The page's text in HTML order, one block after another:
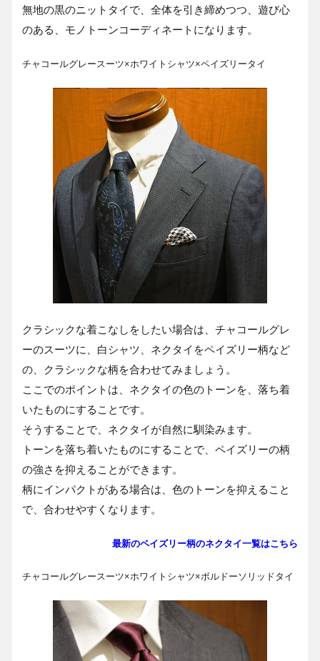
無地の黒のニットタイで、全体を引き締めつつ、遊び心
のある、モノトーンコーディネートになります。
チャコールグレースーツ×ホワイトシャツ×ペイズリータイ
クラシックな着こなしをしたい場合は、チャコールグレ
ーのスーツに、白シャツ、ネクタイをペイズリー柄など
の、クラシックな柄を合わせてみましょう。
ここでのポイントは、ネクタイの色のトーンを、落ち着
いたものにすることです。
そうすることで、ネクタイが自然に馴染みます。
トーンを落ち着いたものにすることで、ペイズリーの柄
の強さを抑えることができます。
柄にインパクトがある場合は、色のトーンを抑えること
で、合わせやすくなります。
最新のペイズリー柄のネクタイ一覧はこちら
チャコールグレースーツ×ホワイトシャツ×ボルドーソリッドタイ